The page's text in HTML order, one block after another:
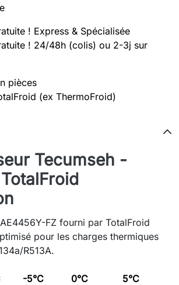
! Express & Spécialisée
! 24/48h (colis) ou 2-3j sur
pièces
(ex ThermoFroid)
Tecumseh -
FZ fourni par TotalFroid
pour les charges thermiques
R513A.
-5°C 0°C 5°C